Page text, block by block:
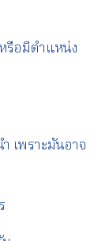
รือมีตำแหน่ง
เพราะมันอาจ